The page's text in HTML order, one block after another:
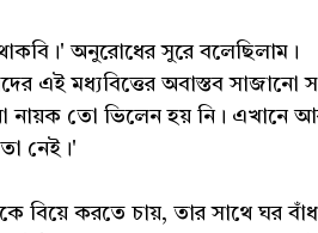
অনুরোধের সুরে বলেছিলাম।
এই মধ্যবিত্তের অবাস্তব সাজানো
তো ভিলেন হয় নি। এখানে আর
নেই।'
বিয়ে করতে চায়, তার সাথে ঘর